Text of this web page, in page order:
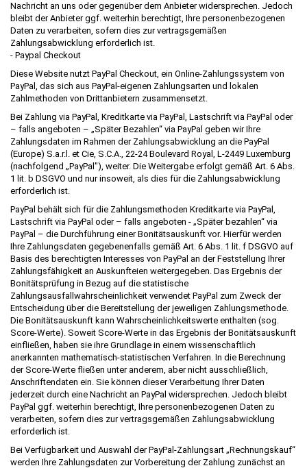
Nachricht an uns oder gegenüber dem Anbieter widersprechen. Jedoch
bleibt der Anbieter ggf. weiterhin berechtigt, Ihre personenbezogenen
Daten zu verarbeiten, sofern dies zur vertragsgemäßen
Zahlungsabwicklung erforderlich ist.
- Paypal Checkout
Diese Website nutzt PayPal Checkout, ein Online-Zahlungssystem von
PayPal, das sich aus PayPal-eigenen Zahlungsarten und lokalen
Zahlmethoden von Drittanbietern zusammensetzt.
Bei Zahlung via PayPal, Kreditkarte via PayPal, Lastschrift via PayPal oder
– falls angeboten – „Später Bezahlen“ via PayPal geben wir Ihre
Zahlungsdaten im Rahmen der Zahlungsabwicklung an die PayPal
(Europe) S.a.r.l. et Cie, S.C.A., 22-24 Boulevard Royal, L-2449 Luxemburg
(nachfolgend „PayPal"), weiter. Die Weitergabe erfolgt gemäß Art. 6 Abs.
1 lit. b DSGVO und nur insoweit, als dies für die Zahlungsabwicklung
erforderlich ist.
PayPal behält sich für die Zahlungsmethoden Kreditkarte via PayPal,
Lastschrift via PayPal oder – falls angeboten - „Später bezahlen“ via
PayPal – die Durchführung einer Bonitätsauskunft vor. Hierfür werden
Ihre Zahlungsdaten gegebenenfalls gemäß Art. 6 Abs. 1 lit. f DSGVO auf
Basis des berechtigten Interesses von PayPal an der Feststellung Ihrer
Zahlungsfähigkeit an Auskunfteien weitergegeben. Das Ergebnis der
Bonitätsprüfung in Bezug auf die statistische
Zahlungsausfallwahrscheinlichkeit verwendet PayPal zum Zweck der
Entscheidung über die Bereitstellung der jeweiligen Zahlungsmethode.
Die Bonitätsauskunft kann Wahrscheinlichkeitswerte enthalten (sog.
Score-Werte). Soweit Score-Werte in das Ergebnis der Bonitätsauskunft
einfließen, haben sie ihre Grundlage in einem wissenschaftlich
anerkannten mathematisch-statistischen Verfahren. In die Berechnung
der Score-Werte fließen unter anderem, aber nicht ausschließlich,
Anschriftendaten ein. Sie können dieser Verarbeitung Ihrer Daten
jederzeit durch eine Nachricht an PayPal widersprechen. Jedoch bleibt
PayPal ggf. weiterhin berechtigt, Ihre personenbezogenen Daten zu
verarbeiten, sofern dies zur vertragsgemäßen Zahlungsabwicklung
erforderlich ist.
Bei Verfügbarkeit und Auswahl der PayPal-Zahlungsart „Rechnungskauf“
werden Ihre Zahlungsdaten zur Vorbereitung der Zahlung zunächst an